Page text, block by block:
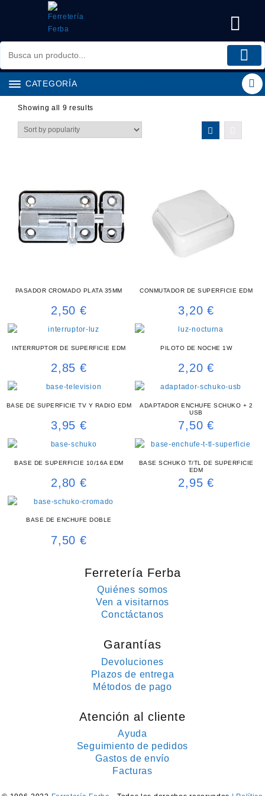
CATEGORÍA
Showing all 9 results
PASADOR CROMADO PLATA 35MM
2,50 €
CONMUTADOR DE SUPERFICIE EDM
3,20 €
INTERRUPTOR DE SUPERFICIE EDM
2,85 €
PILOTO DE NOCHE 1W
2,20 €
BASE DE SUPERFICIE TV Y RADIO EDM
3,95 €
ADAPTADOR ENCHUFE SCHUKO + 2
USB
7,50 €
BASE DE SUPERFICIE 10/16A EDM
2,80 €
BASE SCHUKO T/TL DE SUPERFICIE
EDM
2,95 €
BASE DE ENCHUFE DOBLE
7,50 €
Ferretería Ferba
Quiénes somos
Ven a visitarnos
Conctáctanos
Garantías
Devoluciones
Plazos de entrega
Métodos de pago
Atención al cliente
Ayuda
Seguimiento de pedidos
Gastos de envío
Facturas